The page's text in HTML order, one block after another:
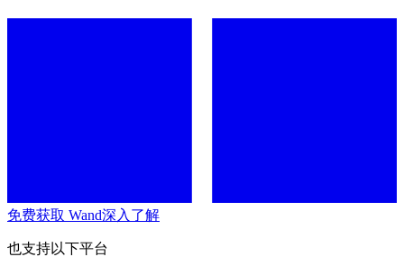
免费获取 Wand深入了解
也支持以下平台